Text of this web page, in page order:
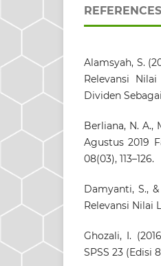
REFERENCES
Alamsyah, S.
Relevansi
Dividen
Berliana, N. A.,
Agustus 2019
08(03), 113–126.
Damyanti, S.,
Relevansi Nilai
Ghozali, I.
SPSS 23 (Edisi